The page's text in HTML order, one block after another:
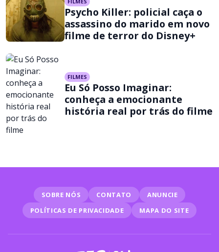
Psycho Killer: policial caça o
assassino do marido em novo
filme de terror do Disney+
FILMES
Eu Só Posso Imaginar:
conheça a emocionante
história real por trás do filme
SOBRE NÓS CONTATO
ANUNCIE
POLÍTICAS DE PRIVACIDADE
MAPA DO SITE